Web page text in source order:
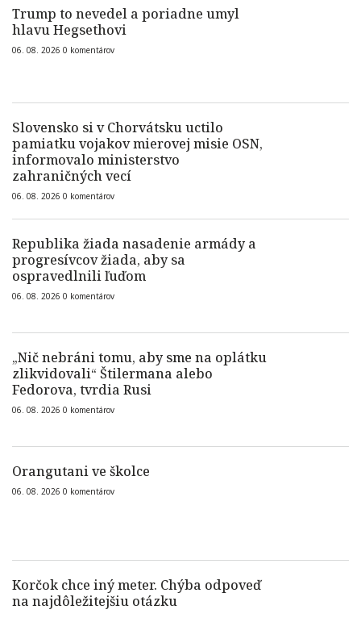
Trump to nevedel a poriadne umyl
hlavu Hegsethovi
06. 08. 2026 0 komentárov
Slovensko si v Chorvátsku uctilo
pamiatku vojakov mierovej misie OSN,
informovalo ministerstvo
zahraničných vecí
06. 08. 2026 0 komentárov
Republika žiada nasadenie armády a
progresívcov žiada, aby sa
ospravedlnili ľuďom
06. 08. 2026 0 komentárov
„Nič nebráni tomu, aby sme na oplátku
zlikvidovali“ Štilermana alebo
Fedorova, tvrdia Rusi
06. 08. 2026 0 komentárov
Orangutani ve školce
06. 08. 2026 0 komentárov
Korčok chce iný meter. Chýba odpoveď
na najdôležitejšiu otázku